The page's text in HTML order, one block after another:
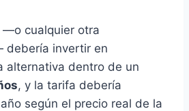
—o cualquier otra
debería invertir en
alternativa dentro de un
, y la tarifa debería
según el precio real de la